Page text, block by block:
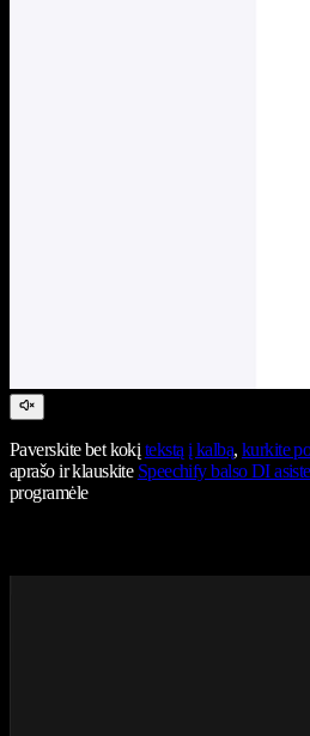
Paverskite bet kokįtekstą į kalbą, kurkite
aprašo ir klauskite Speechify balso DI
programėle